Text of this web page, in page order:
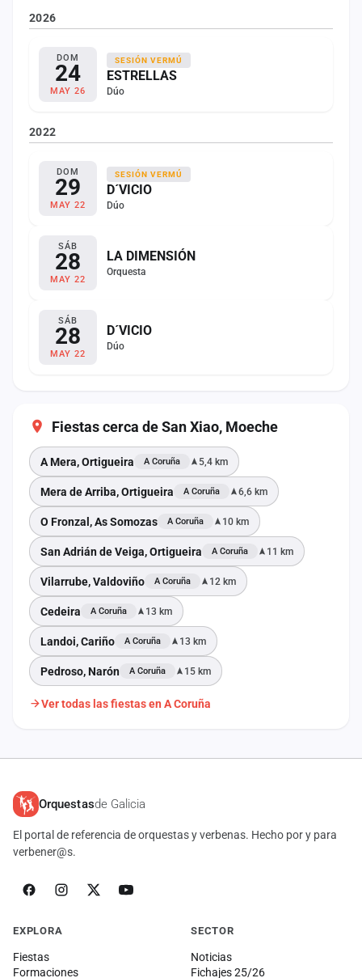
2026
DOM
24
MAY 26
SESIÓN VERMÚ
ESTRELLAS
Dúo
2022
DOM
29
MAY 22
SESIÓN VERMÚ
D´VICIO
Dúo
SÁB
28
MAY 22
LA DIMENSIÓN
Orquesta
SÁB
28
MAY 22
D´VICIO
Dúo
Fiestas cerca de San Xiao, Moeche
A Mera, Ortigueira A Coruña 5,4 km
Mera de Arriba, Ortigueira A Coruña 6,6 km
O Fronzal, As Somozas A Coruña 10 km
San Adrián de Veiga, Ortigueira A Coruña 11 km
Vilarrube, Valdoviño A Coruña 12 km
Cedeira A Coruña 13 km
Landoi, Cariño A Coruña 13 km
Pedroso, Narón A Coruña 15 km
Ver todas las fiestas en A Coruña
Orquestasde Galicia
El portal de referencia de orquestas y verbenas. Hecho por y para
verbener@s.
EXPLORA
Fiestas
Formaciones
SECTOR
Noticias
Fichajes 25/26